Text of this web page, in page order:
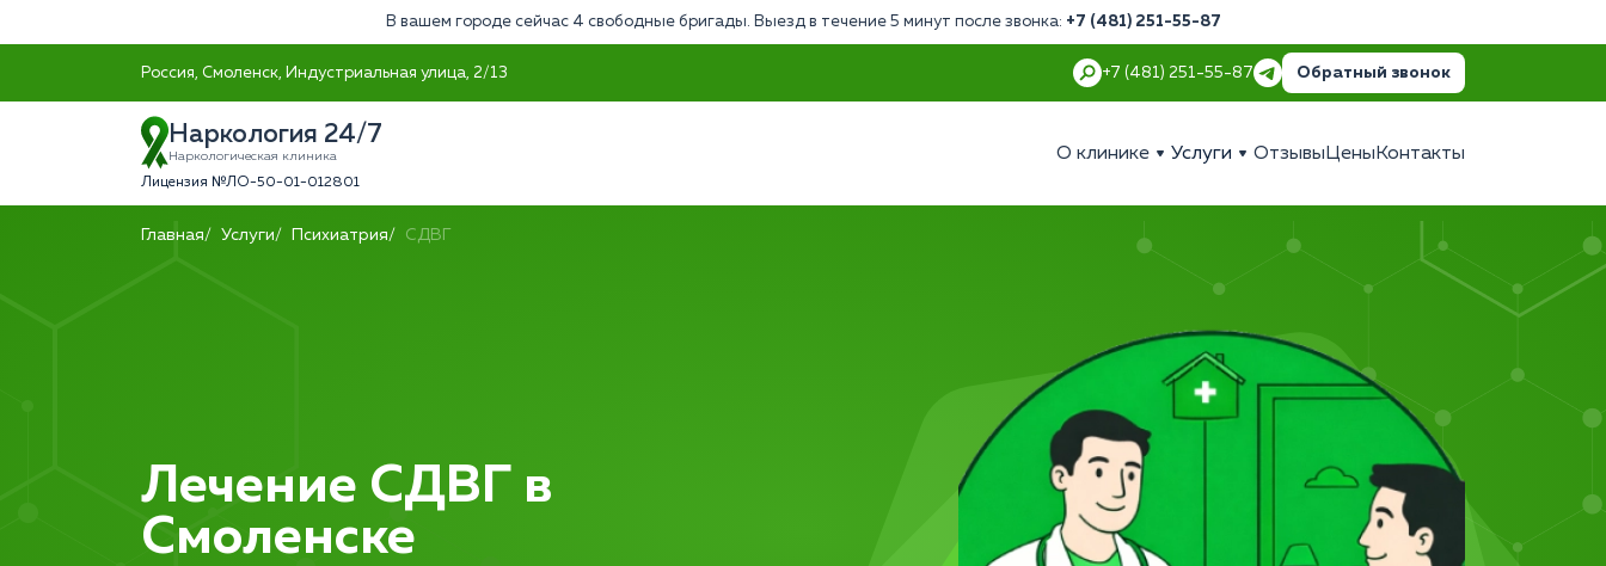
В вашем городе сейчас 4 свободные бригады. Выезд в течение 5 минут после звонка: +7 (481) 251-55-87
Россия, Смоленск, Индустриальная улица, 2/13 +7 (481) 251-55-87 Обратный звонок
Наркология 24/7
Наркологическая клиника
Лицензия №ЛО-50-01-012801
О клинике Услуги Отзывы Цены Контакты
Главная Услуги Психиатрия СДВГ
Лечение СДВГ в
Смоленске